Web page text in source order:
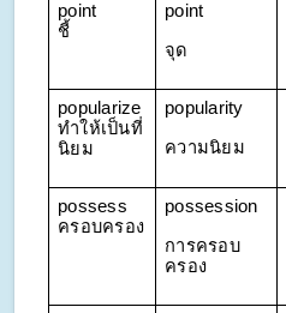
point
ชี้
point
จุด
popularize
ทำให้เป็นที่
นิยม
popularity
ความนิยม
possess
ครอบครอง
possession
การครอบ
ครอง